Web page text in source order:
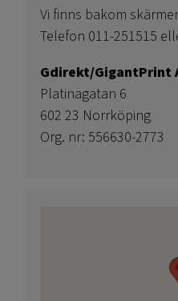
Vi finns bakom
Telefon 011-251515
Gdirekt/GigantPrint
Platinagatan 6
602 23 Norrköping
Org. nr: 556630-2773